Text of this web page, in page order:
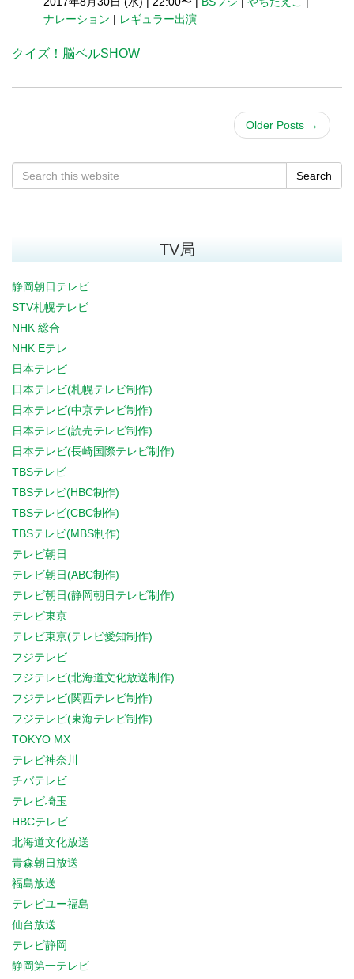
ナレーション | レギュラー出演
クイズ！脳ベルSHOW
Older Posts →
Search
TV局
静岡朝日テレビ
STV札幌テレビ
NHK 総合
NHK Eテレ
日本テレビ
日本テレビ(札幌テレビ制作)
日本テレビ(中京テレビ制作)
日本テレビ(読売テレビ制作)
日本テレビ(長崎国際テレビ制作)
TBSテレビ
TBSテレビ(HBC制作)
TBSテレビ(CBC制作)
TBSテレビ(MBS制作)
テレビ朝日
テレビ朝日(ABC制作)
テレビ朝日(静岡朝日テレビ制作)
テレビ東京
テレビ東京(テレビ愛知制作)
フジテレビ
フジテレビ(北海道文化放送制作)
フジテレビ(関西テレビ制作)
フジテレビ(東海テレビ制作)
TOKYO MX
テレビ神奈川
チバテレビ
テレビ埼玉
HBCテレビ
北海道文化放送
青森朝日放送
福島放送
テレビユー福島
仙台放送
テレビ静岡
静岡第一テレビ